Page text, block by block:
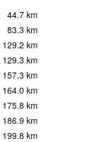
44.7 km
83.3 km
129.2 km
129.3 km
157.3 km
164.0 km
175.8 km
186.9 km
199.8 km